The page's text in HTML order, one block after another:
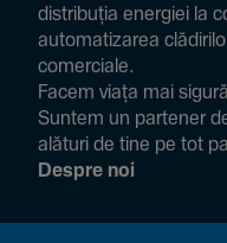
distribuția energiei la
auto­ma­ti­zarea
comer­ciale.
Facem viața mai
Suntem un partener
alături de tine pe tot
Despre noi